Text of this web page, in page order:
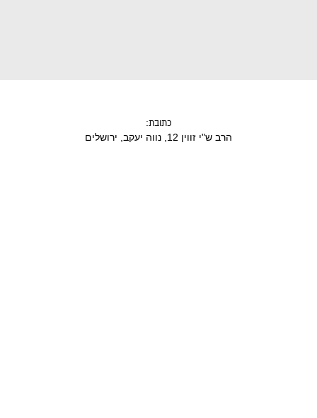
כתובת:
הרב ש"י זווין 12, נווה יעקב, ירושלים